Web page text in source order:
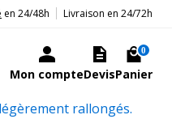
et acteurs publics.
en 24/48h Livraison en 24/72h
Mon compteDevisPanier
0
rallongés.